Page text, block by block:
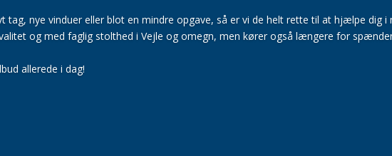
tag, nye vinduer eller blot en mindre opgave, så er vi de helt rette til at hjælpe dig i
og med faglig stolthed i Vejle og omegn, men kører også længere for
allerede i dag!